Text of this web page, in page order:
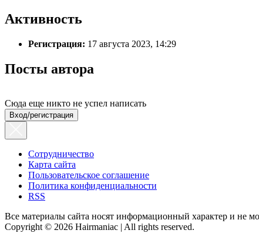
Активность
Регистрация: 17 августа 2023, 14:29
Посты автора
Сюда еще никто не успел написать
Вход/регистрация
Сотрудничество
Карта сайта
Пользовательское соглашение
Политика конфиденциальности
RSS
Все материалы сайта носят информационный характер и не
Copyright © 2026 Hairmaniac | All rights reserved.